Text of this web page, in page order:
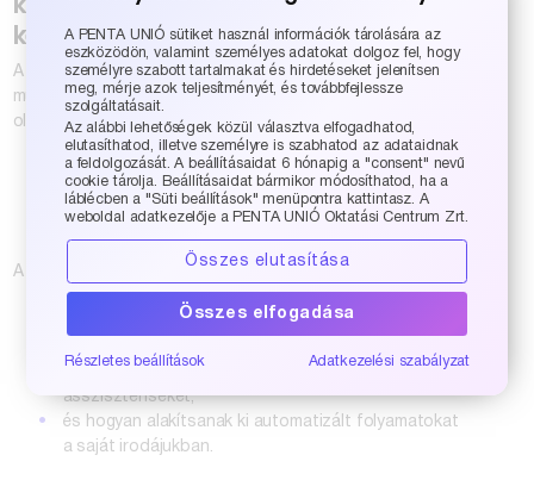
képzést?
A képzés célja nem pusztán az, hogy új AI-eszközöket
mutasson be, hanem az, hogy segítsen a könyvelőirodáknak
olyan gyakorlati működést kialakítani, amely:
csökkenti a manuális terhelést,
gyorsabbá és hatékonyabbá teszi a napi munkát,
és hosszú távon valódi szakmai előnyt jelent.
A résztvevők többek között megtanulják:
hogyan dolgozzanak együtt partnerként az AI-val a
asszisztenseket,
és hogyan alakítsanak ki automatizált folyamatokat
a saját irodájukban.
A PENTA UNIÓ sütiket használ információk tárolására az
eszközödön, valamint személyes adatokat dolgoz fel, hogy
személyre szabott tartalmakat és hirdetéseket jelenítsen
meg, mérje azok teljesítményét, és továbbfejlessze
szolgáltatásait.
Az alábbi lehetőségek közül választva elfogadhatod,
elutasíthatod, illetve személyre is szabhatod az adataidnak
a feldolgozását. A beállításaidat 6 hónapig a "consent" nevű
cookie tárolja. Beállításaidat bármikor módosíthatod, ha a
láblécben a "Süti beállítások" menüpontra kattintasz. A
weboldal adatkezelője a PENTA UNIÓ Oktatási Centrum Zrt.
Összes elutasítása
Összes elfogadása
Részletes beállítások Adatkezelési szabályzat